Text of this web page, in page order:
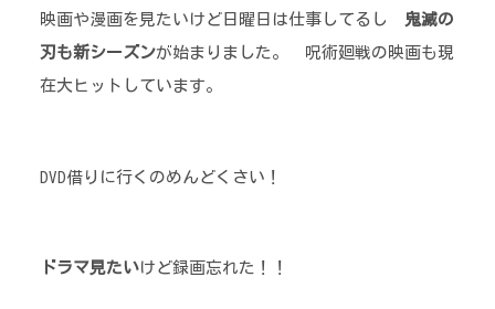
映画や漫画を見たいけど日曜日は仕事してるし
鬼滅の
刃も新シーズンが始まりました。 呪術廻戦の映画も現
在大ヒットしています。
DVD借りに行くのめんどくさい！
ドラマ見たいけど録画忘れた！！